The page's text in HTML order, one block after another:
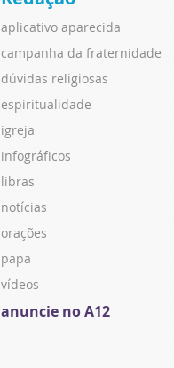
aplicativo aparecida
campanha da fraternidade
dúvidas religiosas
espiritualidade
igreja
infográficos
libras
notícias
orações
papa
vídeos
anuncie no A12